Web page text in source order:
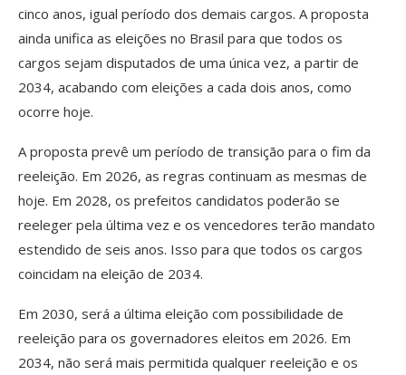
cinco anos, igual período dos demais cargos. A proposta
ainda unifica as eleições no Brasil para que todos os
cargos sejam disputados de uma única vez, a partir de
2034, acabando com eleições a cada dois anos, como
ocorre hoje.
A proposta prevê um período de transição para o fim da
reeleição. Em 2026, as regras continuam as mesmas de
hoje. Em 2028, os prefeitos candidatos poderão se
reeleger pela última vez e os vencedores terão mandato
estendido de seis anos. Isso para que todos os cargos
coincidam na eleição de 2034.
Em 2030, será a última eleição com possibilidade de
reeleição para os governadores eleitos em 2026. Em
2034, não será mais permitida qualquer reeleição e os